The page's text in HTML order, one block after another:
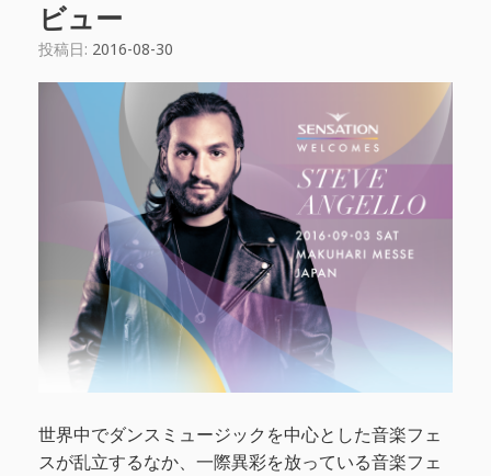
ビュー
投稿日: 2016-08-30
世界中でダンスミュージックを中心とした音楽フェ
スが乱立するなか、一際異彩を放っている音楽フェ